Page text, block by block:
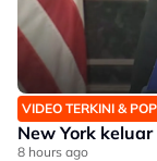
VIDEO TERKINI &
New York
8 hours ago